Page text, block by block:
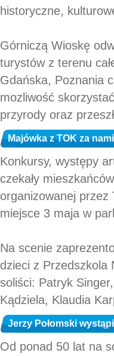
historyczne,
Górniczą Wioskę
turystów z terenu
Gdańska, Poznania
mozliwość
przyrody oraz
Majówka z TOK za
Konkursy, występy
czekały
organizowanej przez
miejsce 3 maja w
Na scenie
dzieci z Przedszkola
soliści: Patryk
Kądziela, Klaudia
Jerzy Połomski
Od ponad 50 lat na